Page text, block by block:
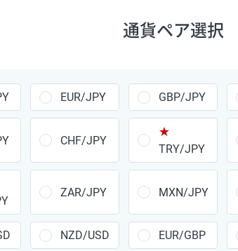
170円
106円
28円
38円
34円
通貨ペア選択
EUR/JPY GBP/JPY
CHF/JPY
★
TRY/JPY
ZAR/JPY MXN/JPY
NZD/USD EUR/GBP